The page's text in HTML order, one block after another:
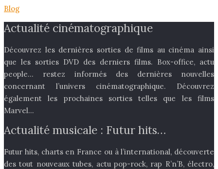
Blog
Actualité cinématographique
Découvrez les dernières sorties de films au cinéma ainsi
que les sorties DVD des derniers films. Box-office, actu
people… restez informés des dernières nouvelles
concernant l’univers cinématographique. Découvrez
également les prochaines sorties telles que les films
Marvel…
Actualité musicale : Futur hits…
Futur hits, charts en France ou à l’international, découverte
des tout nouveaux tubes, actu pop-rock, rap R’n’B, électro,